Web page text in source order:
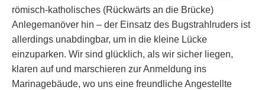
römisch-katholisches (Rückwärts an die Brücke)
Anlegemanöver hin – der Einsatz des Bugstrahlruders ist
allerdings unabdingbar, um in die kleine Lücke
einzuparken. Wir sind glücklich, als wir sicher liegen,
klaren auf und marschieren zur Anmeldung ins
Marinagebäude, wo uns eine freundliche Angestellte